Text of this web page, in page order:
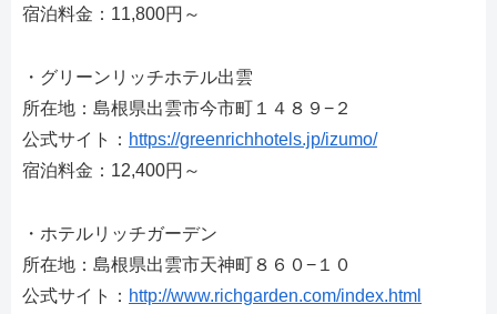
宿泊料金：11,800円～
・グリーンリッチホテル出雲
所在地：島根県出雲市今市町１４８９−２
公式サイト： https://greenrichhotels.jp/izumo/
宿泊料金：12,400円～
・ホテルリッチガーデン
所在地：島根県出雲市天神町８６０−１０
公式サイト： http://www.richgarden.com/index.html